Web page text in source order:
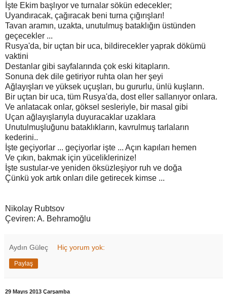
İşte Ekim başlıyor ve turnalar sökün edecekler;
Uyandıracak, çağıracak beni turna çığırışları!
Tavan aramın, uzakta, unutulmuş bataklığın üstünden
geçecekler ...
Rusya'da, bir uçtan bir uca, bildirecekler yaprak dökümü
vaktini
Destanlar gibi sayfalarında çok eski kitapların.
Sonuna dek dile getiriyor ruhta olan her şeyi
Ağlayışları ve yüksek uçuşları, bu gururlu, ünlü kuşların.
Bir uçtan bir uca, tüm Rusya'da, dost eller sallanıyor onlara.
Ve anlatacak onlar, göksel sesleriyle, bir masal gibi
Uçan ağlayışlarıyla duyuracaklar uzaklara
Unutulmuşluğunu bataklıkların, kavrulmuş tarlaların
kederini..
İşte geçiyorlar ... geçiyorlar işte ... Açın kapıları hemen
Ve çıkın, bakmak için yüceliklerinize!
İşte sustular-ve yeniden öksüzleşiyor ruh ve doğa
Çünkü yok artık onları dile getirecek kimse ...
Nikolay Rubtsov
Çeviren: A. Behramoğlu
Aydın Güleç Hiç yorum yok:
Paylaş
29 Mayıs 2013 Çarşamba